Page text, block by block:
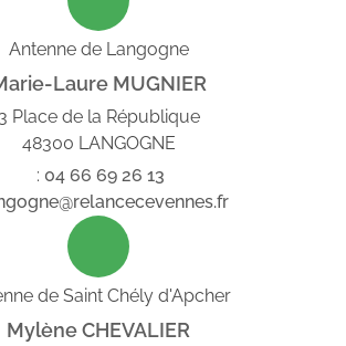
Antenne de Langogne
Laure MUGNIER
3 Place de la République
48300 LANGOGNE
: 04 66 69 26 13
de Saint Chély d'Apcher
Mylène CHEVALIER